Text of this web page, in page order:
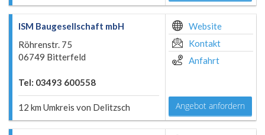
ISM Baugesellschaft mbH
Röhrenstr. 75
06749 Bitterfeld
Tel: 03493 600558
12 km Umkreis von Delitzsch
Website
Kontakt
Anfahrt
Angebot anfordern